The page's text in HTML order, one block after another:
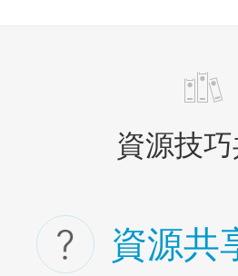
資源技
資源共